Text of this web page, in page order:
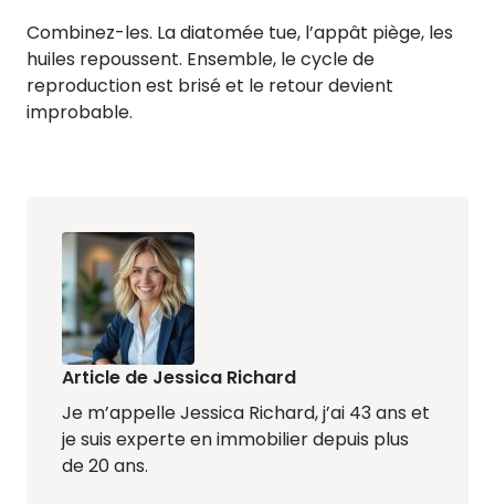
Combinez-les. La diatomée tue, l’appât piège, les
huiles repoussent. Ensemble, le cycle de
reproduction est brisé et le retour devient
improbable.
Article de Jessica Richard
Je m’appelle Jessica Richard, j’ai 43 ans et
je suis experte en immobilier depuis plus
de 20 ans.